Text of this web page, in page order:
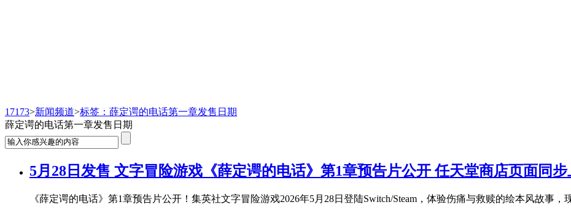
17173>新闻频道>标签：薛定谔的电话第一章发售日期
薛定谔的电话第一章发售日期
5月28日发售 文字冒险游戏《薛定谔的电话》第1章预告片公开 任天堂商店页面同步
《薛定谔的电话》第1章预告片公开！集英社文字冒险游戏2026年5月28日登陆Switch/Steam，体验伤痛与救赎的绘本风故事，